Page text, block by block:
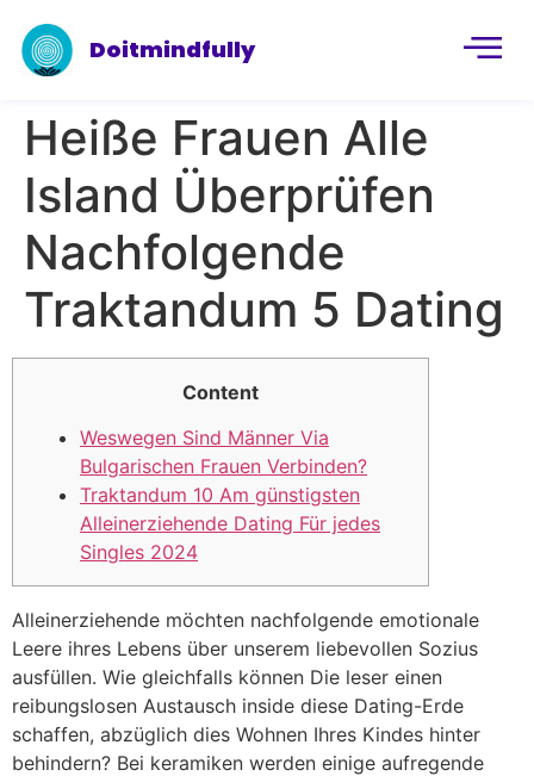
Doitmindfully
Heiße Frauen Alle
Island Überprüfen
Nachfolgende
Traktandum 5 Dating
Content
Weswegen Sind Männer Via
Bulgarischen Frauen Verbinden?
Traktandum 10 Am günstigsten
Alleinerziehende Dating Für jedes
Singles 2024
Alleinerziehende möchten nachfolgende emotionale
Leere ihres Lebens über unserem liebevollen Sozius
ausfüllen. Wie gleichfalls können Die leser einen
reibungslosen Austausch inside diese Dating-Erde
schaffen, abzüglich dies Wohnen Ihres Kindes hinter
behindern? Bei keramiken werden einige aufregende